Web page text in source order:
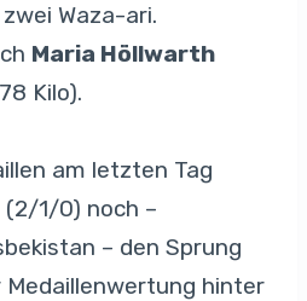
Waza-ari.
Maria Höllwarth
Kilo).
am letzten Tag
1/0) noch –
– den Sprung
hinter